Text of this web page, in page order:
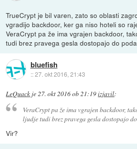
TrueCrypt je bil varen, zato so oblasti
vgradijo backdoor, ker ga niso hoteli so
VeraCrypt pa že ima vgrajen backdoor,
tudi brez pravega gesla dostopajo do
bluefish
::27. okt 2016, 21:43
LeQuack je 27. okt 2016 ob 21:19izjavil:
VeraCrypt pa že ima vgrajen backdoor,
ljudje tudi brez pravega gesla dostopajo
Vir?